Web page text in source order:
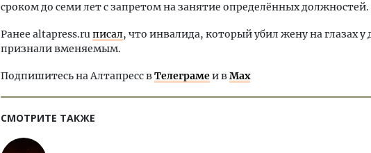
сроком до семи лет с запретом на занятие определённых должностей.
Ранее altapress.ruписал, что инвалида, который убил жену на глазах у
признали вменяемым.
Подпишитесь на Алтапресс вТелеграмеи вMax
СМОТРИТЕ ТАКЖЕ